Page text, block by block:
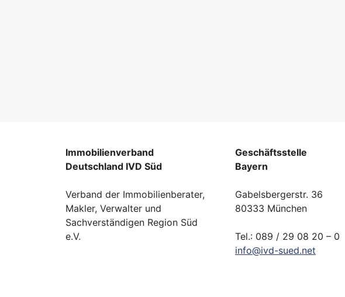
Immobilienverband
Deutschland IVD Süd
Verband der Immobilienberater,
Makler, Verwalter und
Sachverständigen Region Süd
e.V.
Geschäftsstelle
Bayern
Gabelsbergerstr. 36
80333 München
Tel.: 089 / 29 08 20 – 0
info@ivd-sued.net